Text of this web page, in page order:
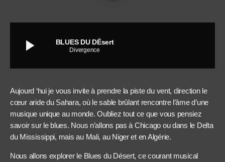
play_arrow BLUES DU DÉsert
Divergence
Aujourd ‘hui je vous invite à prendre la piste du vent, direction le
cœur aride du Sahara, où le sable brûlant rencontre l’âme d’une
musique unique au monde. Oubliez tout ce que vous pensiez
savoir sur le blues. Nous n’allons pas à Chicago ou dans le Delta
du Mississippi, mais au Mali, au Niger et en Algérie.
Nous allons explorer le Blues du Désert, ce courant musical